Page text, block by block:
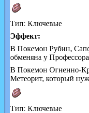
Тип: Ключевые
Эффект:
В Покемон Рубин,
обменяна у
В Покемон Огненно-
Метеорит, который
Тип: Ключевые